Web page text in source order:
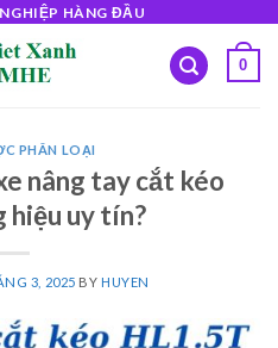
HÀNG ĐẦU
0
PHÂN LOẠI
nâng tay cắt kéo
uy tín?
3, 2025 BY HUYEN